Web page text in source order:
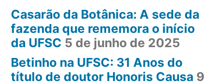
Casarão da Botânica: A sede da
fazenda que rememora o início
da UFSC 5 de junho de 2025
Betinho na UFSC: 31 Anos do
título de doutor Honoris Causa 9